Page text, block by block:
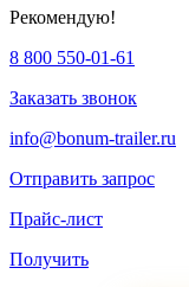
Рекомендую!
8 800 550-01-61
Заказать звонок
info@bonum-trailer.ru
Отправить запрос
Прайс-лист
Получить